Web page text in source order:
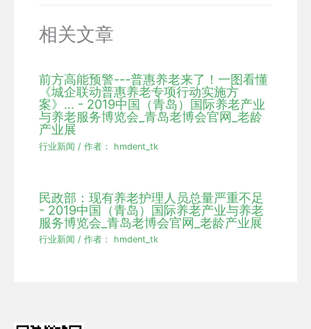
相关文章
前方高能预警---普惠养老来了！一图看懂
《城企联动普惠养老专项行动实施方
案》... - 2019中国（青岛）国际养老产业
与养老服务博览会_青岛老博会官网_老龄
产业展
行业新闻 / 作者： hmdent_tk
民政部：现有养老护理人员总量严重不足
- 2019中国（青岛）国际养老产业与养老
服务博览会_青岛老博会官网_老龄产业展
行业新闻 / 作者： hmdent_tk